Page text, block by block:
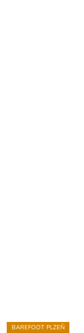
BAREFOOT PLZEŇ